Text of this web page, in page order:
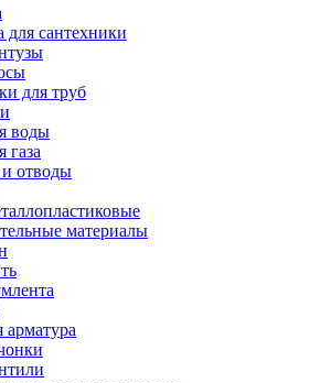
для сантехники
для труб
воды
газа
отводы
материалы
арматура